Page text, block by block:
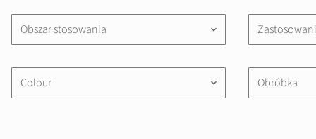
Obszar stosowania keyboard_arrow_down
Colour keyboard_arrow_down Obróbka